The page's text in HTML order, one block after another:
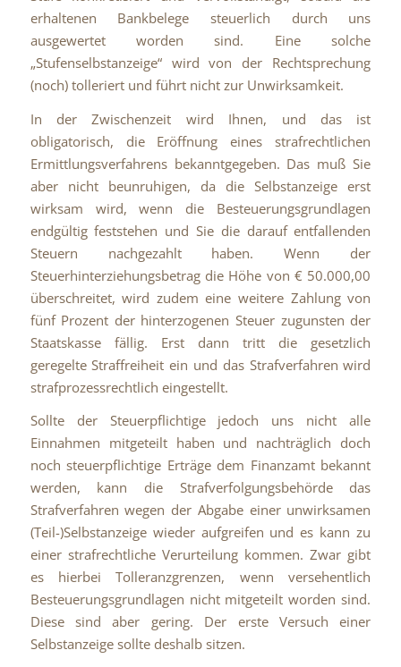
erhaltenen Bankbelege steuerlich durch uns
ausgewertet worden sind. Eine solche
„Stufenselbstanzeige“ wird von der Rechtsprechung
(noch) tolleriert und führt nicht zur Unwirksamkeit.
In der Zwischenzeit wird Ihnen, und das ist
obligatorisch, die Eröffnung eines strafrechtlichen
Ermittlungsverfahrens bekanntgegeben. Das muß Sie
aber nicht beunruhigen, da die Selbstanzeige erst
wirksam wird, wenn die Besteuerungsgrundlagen
endgültig feststehen und Sie die darauf entfallenden
Steuern nachgezahlt haben. Wenn der
Steuerhinterziehungsbetrag die Höhe von € 50.000,00
überschreitet, wird zudem eine weitere Zahlung von
fünf Prozent der hinterzogenen Steuer zugunsten der
Staatskasse fällig. Erst dann tritt die gesetzlich
geregelte Straffreiheit ein und das Strafverfahren wird
strafprozessrechtlich eingestellt.
Sollte der Steuerpflichtige jedoch uns nicht alle
Einnahmen mitgeteilt haben und nachträglich doch
noch steuerpflichtige Erträge dem Finanzamt bekannt
werden, kann die Strafverfolgungsbehörde das
Strafverfahren wegen der Abgabe einer unwirksamen
(Teil-)Selbstanzeige wieder aufgreifen und es kann zu
einer strafrechtliche Verurteilung kommen. Zwar gibt
es hierbei Tolleranzgrenzen, wenn versehentlich
Besteuerungsgrundlagen nicht mitgeteilt worden sind.
Diese sind aber gering. Der erste Versuch einer
Selbstanzeige sollte deshalb sitzen.